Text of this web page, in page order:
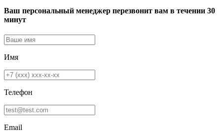
Ваш персональный менеджер перезвонит вам в течении 30
минут
Имя
Телефон
Email